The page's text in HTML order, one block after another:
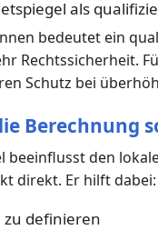
als
bedeutet ein
Rechtssicherheit.
Schutz bei
Berechnung
beeinflusst den
direkt. Er hilft dabei:
definieren